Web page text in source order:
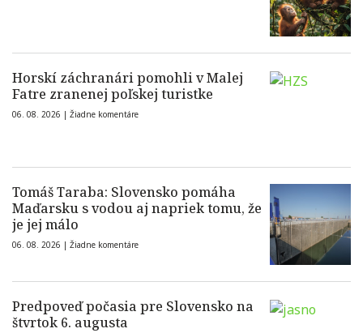
Horskí záchranári pomohli v Malej
Fatre zranenej poľskej turistke
06. 08. 2026 | Žiadne komentáre
Tomáš Taraba: Slovensko pomáha
Maďarsku s vodou aj napriek tomu, že
je jej málo
06. 08. 2026 | Žiadne komentáre
Predpoveď počasia pre Slovensko na
štvrtok 6. augusta